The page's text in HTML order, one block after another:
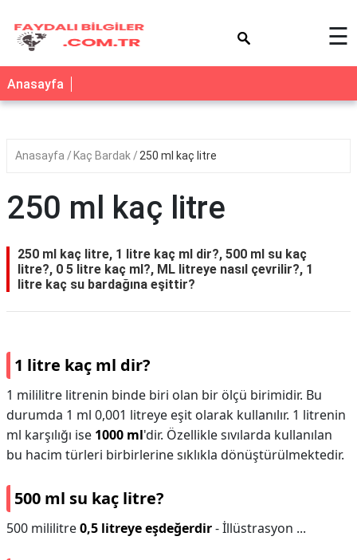
☰
Anasayfa
Anasayfa Kaç Bardak 250 ml kaç litre
250 ml kaç litre
250 ml kaç litre, 1 litre kaç ml dir?, 500 ml su kaç
litre?, 0 5 litre kaç ml?, ML litreye nasıl çevrilir?, 1
litre kaç su bardağına eşittir?
1 litre kaç ml dir?
1 mililitre litrenin binde biri olan bir ölçü birimidir. Bu
durumda 1 ml 0,001 litreye eşit olarak kullanılır. 1 litrenin
ml karşılığı ise 1000 ml'dir. Özellikle sıvılarda kullanılan
bu hacim türleri birbirlerine sıklıkla dönüştürülmektedir.
500 ml su kaç litre?
500 mililitre0,5 litreye eşdeğerdir- İllüstrasyon ...